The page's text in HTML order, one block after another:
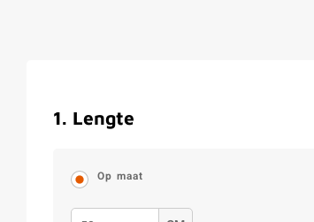
1. Lengte
Op maat